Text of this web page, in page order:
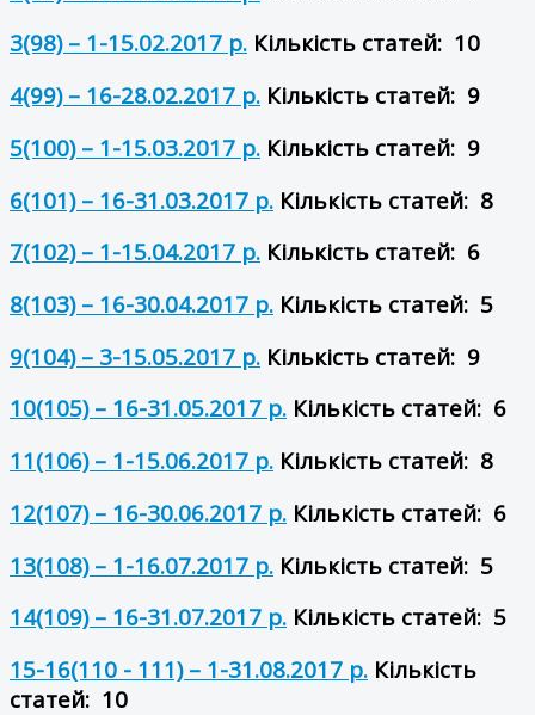
3(98) – 1-15.02.2017 р. Кількість статей: 10
4(99) – 16-28.02.2017 р. Кількість статей: 9
5(100) – 1-15.03.2017 р. Кількість статей: 9
6(101) – 16-31.03.2017 р. Кількість статей: 8
7(102) – 1-15.04.2017 р. Кількість статей: 6
8(103) – 16-30.04.2017 р. Кількість статей: 5
9(104) – 3-15.05.2017 р. Кількість статей: 9
10(105) – 16-31.05.2017 р. Кількість статей: 6
11(106) – 1-15.06.2017 р. Кількість статей: 8
12(107) – 16-30.06.2017 р. Кількість статей: 6
13(108) – 1-16.07.2017 р. Кількість статей: 5
14(109) – 16-31.07.2017 р. Кількість статей: 5
15-16(110 - 111) – 1-31.08.2017 р. Кількість
статей: 10